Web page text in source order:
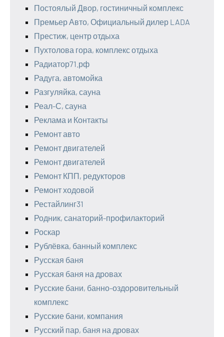
Постоялый Двор, гостиничный комплекс
Премьер Авто, Официальный дилер LADA
Престиж, центр отдыха
Пухтолова гора, комплекс отдыха
Радиатор71.рф
Радуга, автомойка
Разгуляйка, сауна
Реал-С, сауна
Реклама и Контакты
Ремонт авто
Ремонт двигателей
Ремонт двигателей
Ремонт КПП, редукторов
Ремонт ходовой
Рестайлинг31
Родник, санаторий-профилакторий
Роскар
Рублёвка, банный комплекс
Русская баня
Русская баня на дровах
Русские бани, банно-оздоровительный
комплекс
Русские бани, компания
Русский пар, баня на дровах